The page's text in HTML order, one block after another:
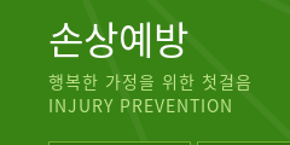
손상예방
행복한 가정을 위한 첫걸음
INJURY PREVENTION